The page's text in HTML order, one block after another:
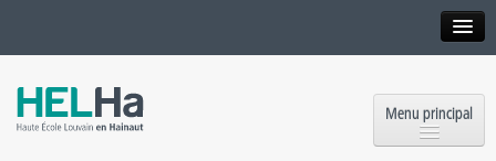
Menu principal